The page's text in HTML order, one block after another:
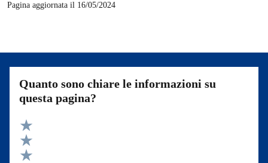
Pagina aggiornata il 16/05/2024
Quanto sono chiare le informazioni su
questa pagina?
Valuta 5 stelle su 5
Valuta 4 stelle su 5